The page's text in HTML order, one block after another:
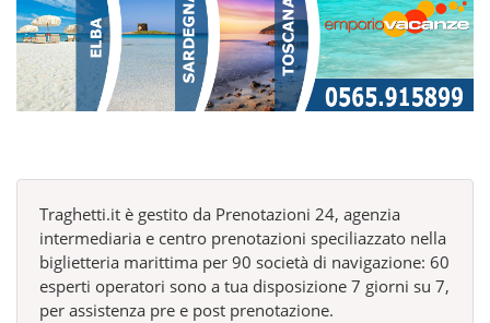
Traghetti.it è gestito da Prenotazioni 24, agenzia
intermediaria e centro prenotazioni speciliazzato nella
biglietteria marittima per 90 società di navigazione: 60
esperti operatori sono a tua disposizione 7 giorni su 7,
per assistenza pre e post prenotazione.